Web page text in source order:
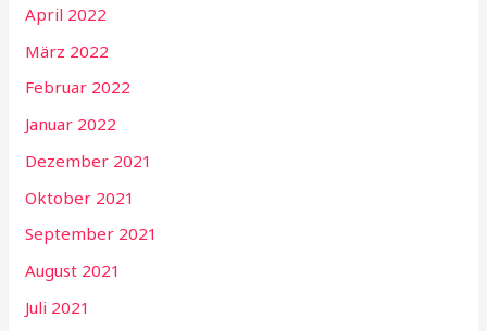
April 2022
März 2022
Februar 2022
Januar 2022
Dezember 2021
Oktober 2021
September 2021
August 2021
Juli 2021